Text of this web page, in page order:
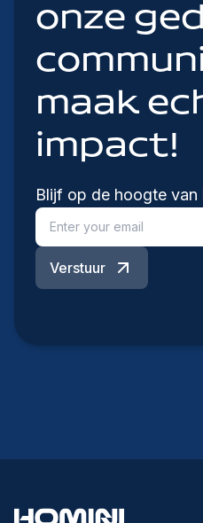
onze
maak
impact!
Blijf op de hoogte van
Verstuur